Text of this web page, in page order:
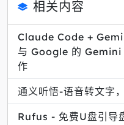
相关内容
Claude Code +
与 Google 的
作
通义听悟-语音转文字
Rufus - 免费U盘引导